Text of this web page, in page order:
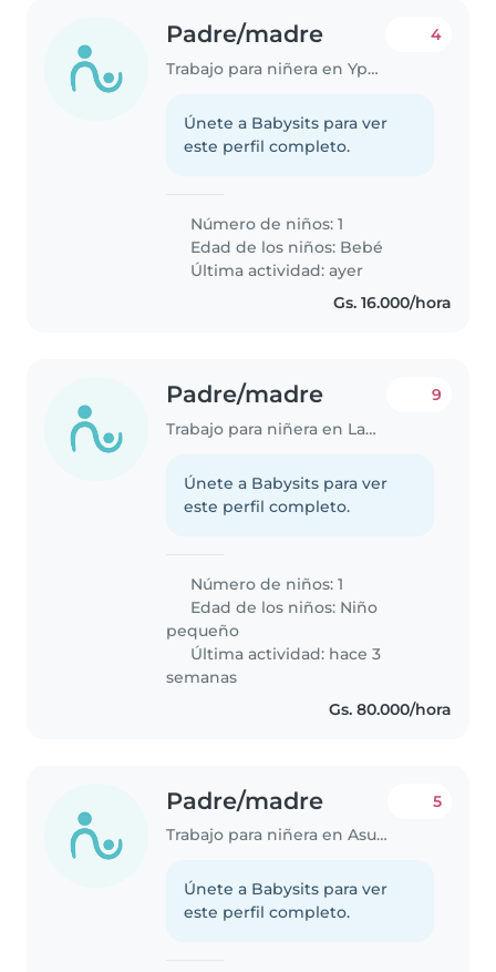
Padre/madre
Trabajo para niñera en Ypacarai
4
Únete a Babysits para ver
este perfil completo.
Número de niños: 1
Edad de los niños: Bebé
Última actividad: ayer
Gs. 16.000/hora
Padre/madre
Trabajo para niñera en Lambaré
9
Únete a Babysits para ver
este perfil completo.
Número de niños: 1
Edad de los niños: Niño
pequeño
Última actividad: hace 3
semanas
Gs. 80.000/hora
Padre/madre
Trabajo para niñera en Asunción
5
Únete a Babysits para ver
este perfil completo.